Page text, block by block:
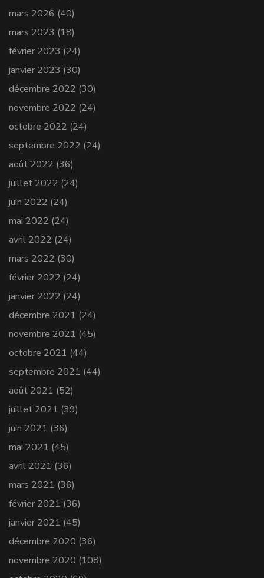
mars 2026 (40)
mars 2023 (18)
février 2023 (24)
janvier 2023 (30)
décembre 2022 (30)
novembre 2022 (24)
octobre 2022 (24)
septembre 2022 (24)
août 2022 (36)
juillet 2022 (24)
juin 2022 (24)
mai 2022 (24)
avril 2022 (24)
mars 2022 (30)
février 2022 (24)
janvier 2022 (24)
décembre 2021 (24)
novembre 2021 (45)
octobre 2021 (44)
septembre 2021 (44)
août 2021 (52)
juillet 2021 (39)
juin 2021 (36)
mai 2021 (45)
avril 2021 (36)
mars 2021 (36)
février 2021 (36)
janvier 2021 (45)
décembre 2020 (36)
novembre 2020 (108)